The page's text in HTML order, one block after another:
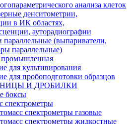
анализа клеток
денситометрии,
в ИК областях,
ауторадиографии
параллельные (выпариватели,
параллельные)
для культивирования
для пробоподготовки образцов
И ДРОБИЛКИ
боксы
спектрометры
спектрометры газовые
спектрометры жидкостные